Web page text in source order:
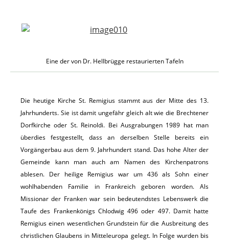
Eine der von Dr. Hellbrügge restaurierten Tafeln
Die heutige Kirche St. Remigius stammt aus der Mitte des 13.
Jahrhunderts. Sie ist damit ungefähr gleich alt wie die Brechtener
Dorfkirche oder St. Reinoldi. Bei Ausgrabungen 1989 hat man
überdies festgestellt, dass an derselben Stelle bereits ein
Vorgängerbau aus dem 9. Jahrhundert stand. Das hohe Alter der
Gemeinde kann man auch am Namen des Kirchenpatrons
ablesen. Der heilige Remigius war um 436 als Sohn einer
wohlhabenden Familie in Frankreich geboren worden. Als
Missionar der Franken war sein bedeutendstes Lebenswerk die
Taufe des Frankenkönigs Chlodwig 496 oder 497. Damit hatte
Remigius einen wesentlichen Grundstein für die Ausbreitung des
christlichen Glaubens in Mitteleuropa gelegt. In Folge wurden bis